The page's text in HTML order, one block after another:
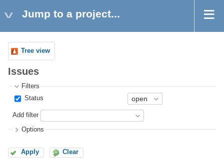
Jump to a project...
Tree view
Issues
Filters
Status
Add filter
Options
Apply Clear